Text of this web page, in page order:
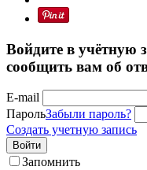
Войдите в учётную
сообщить вам об
E-mail
ПарольЗабыли пароль?
Создать учетную запись
Войти
Запомнить